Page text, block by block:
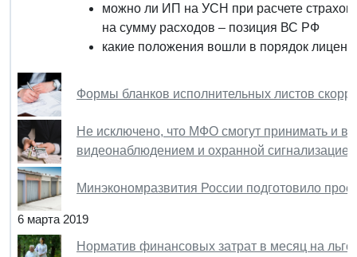
можно ли ИП на УСН при расчете
на сумму расходов – позиция ВС РФ
какие положения вошли в порядок
Формы бланков исполнительных листов
Не исключено, что МФО смогут принимать и
видеонаблюдением и охранной сигнализацией
Минэкономразвития России подготовило
6 марта 2019
Норматив финансовых затрат в месяц на